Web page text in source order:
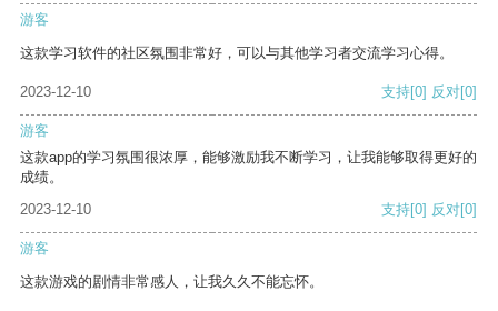
游客
这款学习软件的社区氛围非常好，可以与其他学习者交流学习心得。
2023-12-10 支持[0] 反对[0]
游客
这款app的学习氛围很浓厚，能够激励我不断学习，让我能够取得更好的
成绩。
2023-12-10
支持[0] 反对[0]
游客
这款游戏的剧情非常感人，让我久久不能忘怀。